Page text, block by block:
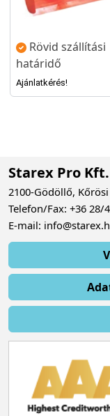
Rövid szállítási
határidő
Ajánlatkérés!
Starex Pro Kft.
2100-Gödöllő,
Telefon/Fax: +36 28/
E-mail: